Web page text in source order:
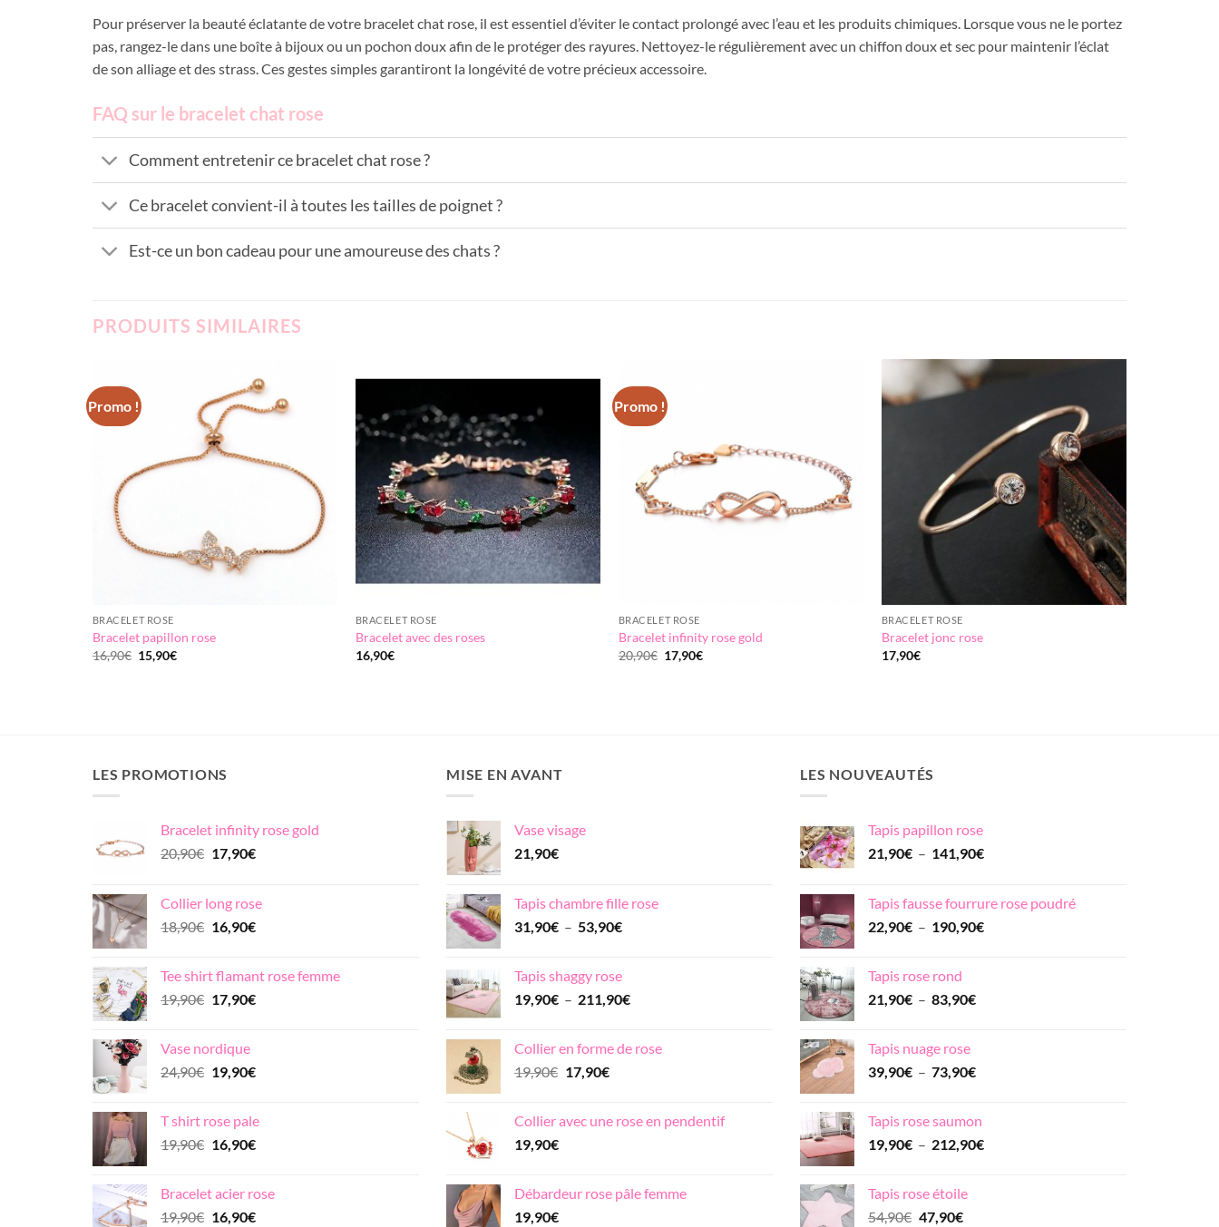
Pour préserver la beauté éclatante de votre bracelet chat rose, il est essentiel d’éviter le contact prolongé avec l’eau et les produits chimiques. Lorsque vous ne le portez
pas, rangez-le dans une boîte à bijoux ou un pochon doux afin de le protéger des rayures. Nettoyez-le régulièrement avec un chiffon doux et sec pour maintenir l’éclat
de son alliage et des strass. Ces gestes simples garantiront la longévité de votre précieux accessoire.
FAQ sur le bracelet chat rose
Comment entretenir ce bracelet chat rose ?
Ce bracelet convient-il à toutes les tailles de poignet ?
Est-ce un bon cadeau pour une amoureuse des chats ?
PRODUITS SIMILAIRES
Promo !
BRACELET ROSE
Bracelet papillon rose
16,90€ Le
prix
15,90€Le
BRACELET ROSE
Bracelet avec des roses
16,90€
Promo !
BRACELET ROSE
Bracelet infinity rose gold
20,90€ Le
prix
17,90€Le
Add to
wishlist
BRACELET ROSE
Bracelet jonc rose
17,90€
LES PROMOTIONS
Bracelet infinity rose gold
20,90€ Le
était :
20,90€.
17,90€Le
est :
17,90€.
Collier long rose
18,90€ Le
était :
18,90€.
16,90€Le
est :
16,90€.
Tee shirt flamant rose femme
19,90€ Le
était :
19,90€.
17,90€Le
17,90€.
Vase nordique
24,90€ Le
était :
24,90€.
19,90€Le
est :
19,90€.
T shirt rose pale
19,90€ Le
était :
19,90€.
16,90€Le
est :
16,90€.
Bracelet acier rose
19,90€ Le
16,90€Le
MISE EN AVANT
Vase visage
21,90€
Tapis chambre fille rose
31,90€ – 53,90€Plage
31,90€
à
Tapis shaggy rose
19,90€ – 211,90€Plage
19,90€
Collier en forme de rose
19,90€ Le
était :
17,90€Le
est :
Collier avec une rose en pendentif
19,90€
Débardeur rose pâle femme
19,90€
LES NOUVEAUTÉS
Tapis papillon rose
21,90€ – 141,90€Plage
21,90€
à
Tapis fausse fourrure rose poudré
22,90€ – 190,90€Plage
Tapis rose rond
21,90€ – 83,90€Plage
à
Tapis nuage rose
39,90€ – 73,90€Plage
39,90€
à
Tapis rose saumon
19,90€ – 212,90€Plage
Tapis rose étoile
54,90€ Le
47,90€Le